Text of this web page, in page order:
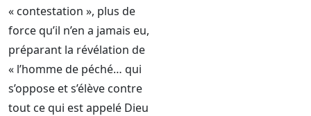
« contestation », plus de
force qu’il n’en a jamais eu,
préparant la révélation de
« l’homme de péché… qui
s’oppose et s’élève contre
tout ce qui est appelé Dieu